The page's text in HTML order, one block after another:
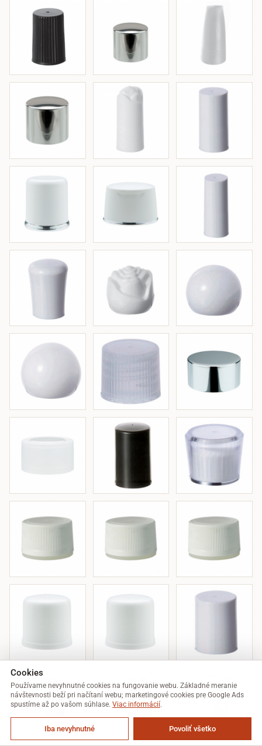
Cookies
Používame nevyhnutné cookies na fungovanie webu. Základné meranie
návštevnosti beží pri načítaní webu; marketingové cookies pre Google Ads
spustíme až po vašom súhlase. Viac informácií.
Iba nevyhnutné Povoliť všetko